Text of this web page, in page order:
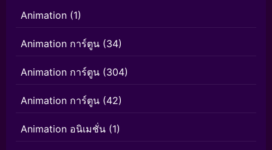
Animation (1)
Animation การ์ตูน (34)
Animation การ์ตูน (304)
Animation การ์ตูน (42)
Animation อนิเมชั่น (1)